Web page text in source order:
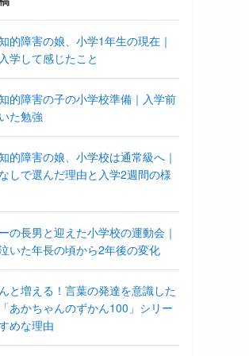
的障害の娘、小学1年生の現在｜
学して感じたこと
的障害の子の小学校準備｜入学前
た勉強
的障害の娘、小学校は通常級へ｜
しで選んだ理由と入学2週間の様
の長男と迎えた小学校の運動会｜
いた年長の頃から2年後の変化
と増える！言葉の発達を意識した
あかちゃんのずかん100」シリー
めな理由